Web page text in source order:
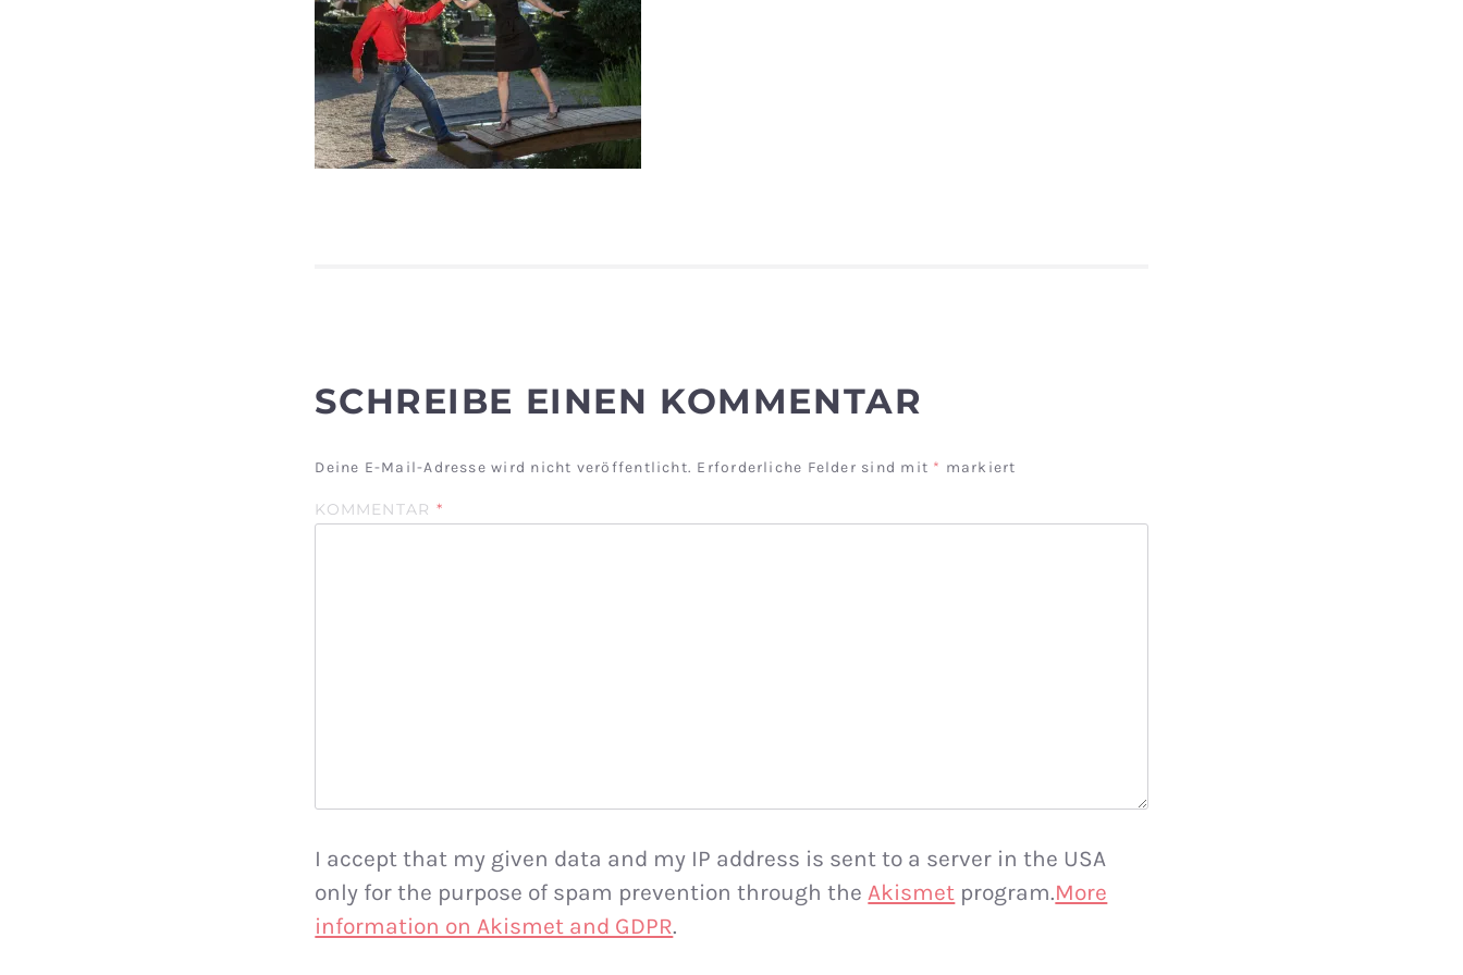
SCHREIBE EINEN KOMMENTAR
Deine E-Mail-Adresse wird nicht veröffentlicht. Erforderliche Felder sind mit * markiert
KOMMENTAR *
I accept that my given data and my IP address is sent to a server in the USA
only for the purpose of spam prevention through the Akismet program.More
information on Akismet and GDPR.